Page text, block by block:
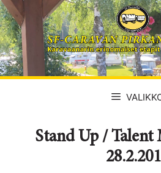
Siirry
sisältöön
Stand Up / Talent